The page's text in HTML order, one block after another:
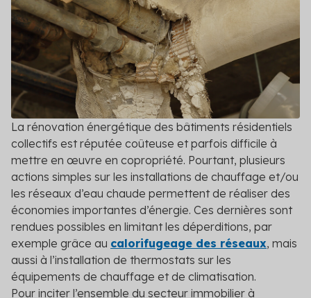
Fourniture d'énergie
Solutions diagnostics (4)
DPE/PPT
Le DPE et PPT sont obligatoires : mettez vos
copropriétés en conformité
Amélioration DPE
Quittez le statut de passoire thermique et évitez
l’interdiction de location
Audit énergétique
Réalisez votre audit et définissez les meilleurs
scénarios de travaux
Diagnostic technique global
Assurez la pérennité de votre copropriété avec un
diagnostic complet et adapté
Blog
Contact
La rénovation énergétique des bâtiments résidentiels
collectifs est réputée coûteuse et parfois difficile à
mettre en œuvre en copropriété. Pourtant, plusieurs
actions simples sur les installations de chauffage et/ou
les réseaux d’eau chaude permettent de réaliser des
économies importantes d’énergie. Ces dernières sont
rendues possibles en limitant les déperditions, par
exemple grâce au calorifugeage des réseaux, mais
aussi à l’installation de thermostats sur les
équipements de chauffage et de climatisation.
Pour inciter l’ensemble du secteur immobilier à